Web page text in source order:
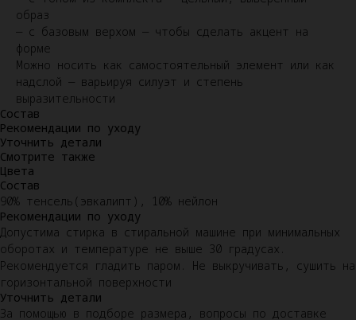
образ
— с базовым верхом — чтобы сделать акцент на
форме
Можно носить как самостоятельный элемент или как
надслой — варьируя силуэт и степень
выразительности
Состав
Рекомендации по уходу
Уточнить детали
Смотрите также
Цвета
Состав
90% тенсель(эвкалипт), 10% нейлон
Рекомендации по уходу
Допустима стирка в стиральной машине при минимальных
оборотах и температуре не выше 30 градусах.
Рекомендуется гладить паром. Не выкручивать, сушить на
горизонтальной поверхности
Уточнить детали
За помощью в подборе размера, вопросы по доставке